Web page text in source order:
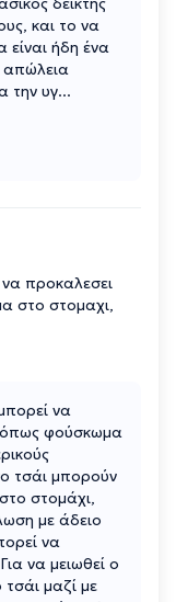
και το να
είναι ήδη ένα
απώλεια
την υγ...
προκαλεσει
στο στομαχι,
να
όπως φούσκωμα
τσάι μπορούν
στομάχι,
με άδειο
να
να μειωθεί ο
μαζί με